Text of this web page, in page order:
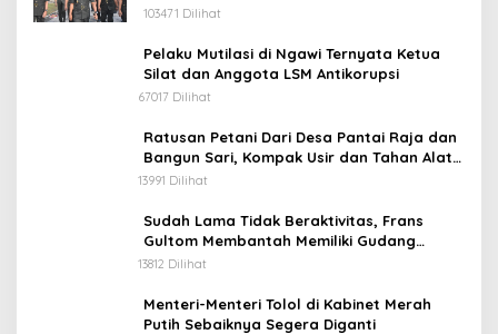
103471 Dilihat
Pelaku Mutilasi di Ngawi Ternyata Ketua
Silat dan Anggota LSM Antikorupsi
67017 Dilihat
Ratusan Petani Dari Desa Pantai Raja dan
Bangun Sari, Kompak Usir dan Tahan Alat
Berat Milik Hanafi Cs.
13991 Dilihat
Sudah Lama Tidak Beraktivitas, Frans
Gultom Membantah Memiliki Gudang
Penimbunan BBM
13812 Dilihat
Menteri-Menteri Tolol di Kabinet Merah
Putih Sebaiknya Segera Diganti